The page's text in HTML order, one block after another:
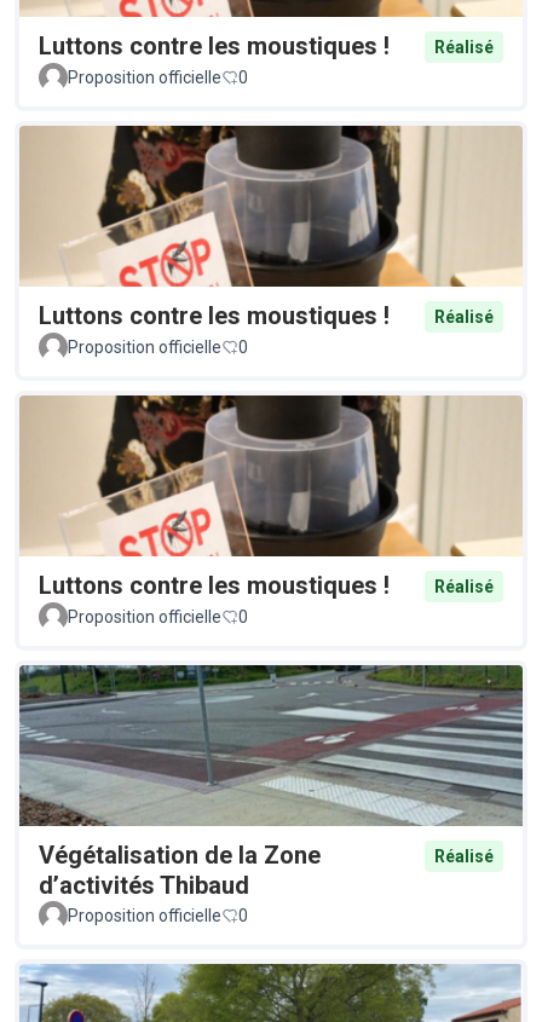
Luttons contre les moustiques !
Réalisé
Proposition officielle
0
Luttons contre les moustiques !
Réalisé
Proposition officielle
0
Luttons contre les moustiques !
Réalisé
Proposition officielle
0
Végétalisation de la Zone
d’activités Thibaud
Réalisé
Proposition officielle 0